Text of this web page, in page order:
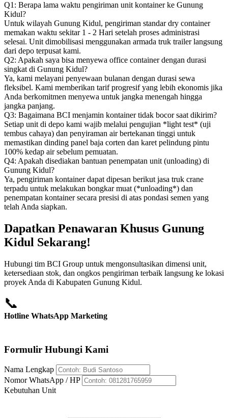
Q1: Berapa lama waktu pengiriman unit kontainer ke Gunung
Kidul?
Untuk wilayah Gunung Kidul, pengiriman standar dry container
memakan waktu sekitar 1 - 2 Hari setelah proses administrasi
selesai. Unit dimobilisasi menggunakan armada truk trailer langsung
dari depo terpusat kami.
Q2: Apakah saya bisa menyewa office container dengan durasi
singkat di Gunung Kidul?
Ya, kami melayani penyewaan bulanan dengan durasi sewa
fleksibel. Kami memberikan tarif progresif yang lebih ekonomis jika
Anda berkomitmen menyewa untuk jangka menengah hingga
jangka panjang.
Q3: Bagaimana BCI menjamin kontainer tidak bocor saat dikirim?
Setiap unit di depo kami wajib melalui pengujian *light test* (uji
tembus cahaya) dan penyiraman air bertekanan tinggi untuk
memastikan dinding panel baja corten dan karet pelindung pintu
100% kedap air sebelum pemuatan.
Q4: Apakah disediakan bantuan penempatan unit (unloading) di
Gunung Kidul?
Ya, pengiriman kontainer dapat dipesan berikut jasa truk crane
terpadu untuk melakukan bongkar muat (*unloading*) dan
penempatan kontainer secara presisi di atas pondasi semen yang
telah Anda siapkan.
Dapatkan Penawaran Khusus Gunung
Kidul Sekarang!
Hubungi tim BCI Group untuk mengonsultasikan dimensi unit,
ketersediaan stok, dan ongkos pengiriman terbaik langsung ke lokasi
proyek Anda di Kabupaten Gunung Kidul.
📞
Hotline WhatsApp Marketing
Formulir Hubungi Kami
Nama Lengkap
Nomor WhatsApp / HP
Kebutuhan Unit